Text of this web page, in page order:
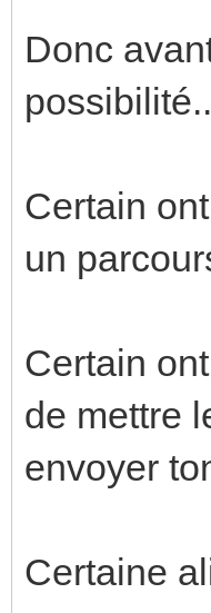
Donc
Certain
un
Certain
de mettre
envoyer
Certaine